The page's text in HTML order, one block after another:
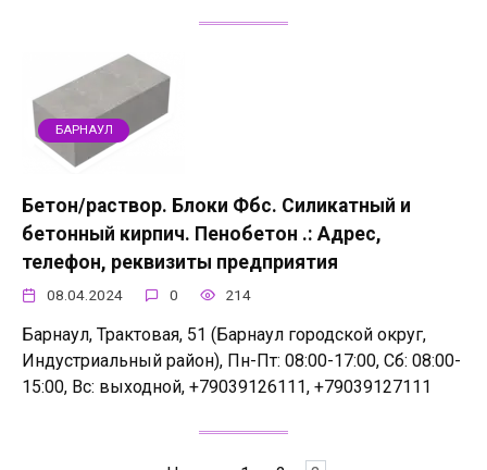
БАРНАУЛ
Бетон/раствор. Блоки Фбс. Силикатный и
бетонный кирпич. Пенобетон .: Адрес,
телефон, реквизиты предприятия
08.04.2024 0 214
Барнаул, Трактовая, 51 (Барнаул городской округ,
Индустриальный район), Пн-Пт: 08:00-17:00, Сб: 08:00-
15:00, Вс: выходной, +79039126111, +79039127111